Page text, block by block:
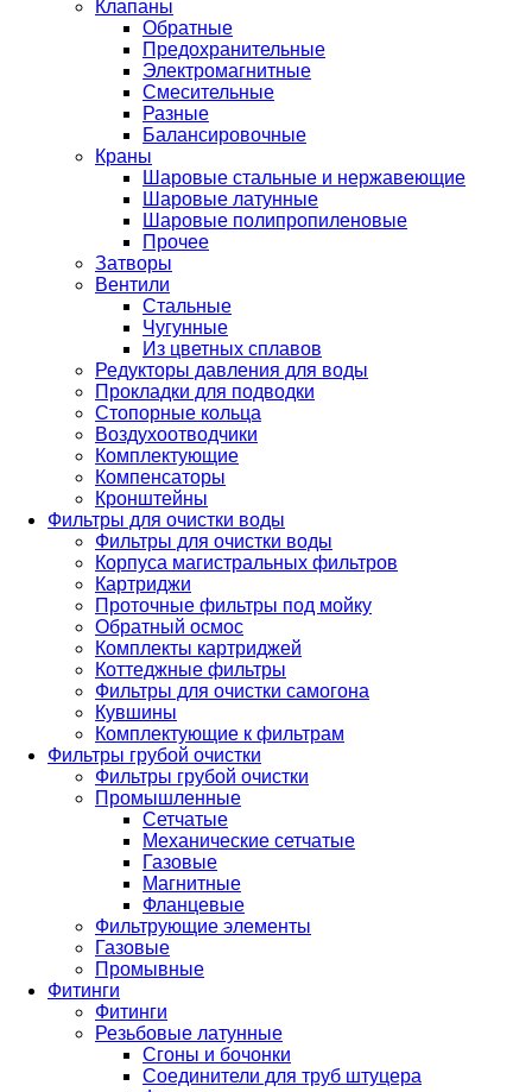
Клапаны
Обратные
Предохранительные
Электромагнитные
Смесительные
Разные
Балансировочные
Краны
Шаровые стальные и нержавеющие
Шаровые латунные
Шаровые полипропиленовые
Прочее
Затворы
Вентили
Стальные
Чугунные
Из цветных сплавов
Редукторы давления для воды
Прокладки для подводки
Стопорные кольца
Воздухоотводчики
Комплектующие
Компенсаторы
Кронштейны
Фильтры для очистки воды
Фильтры для очистки воды
Корпуса магистральных фильтров
Картриджи
Проточные фильтры под мойку
Обратный осмос
Комплекты картриджей
Коттеджные фильтры
Фильтры для очистки самогона
Кувшины
Комплектующие к фильтрам
Фильтры грубой очистки
Фильтры грубой очистки
Промышленные
Сетчатые
Механические сетчатые
Газовые
Магнитные
Фланцевые
Фильтрующие элементы
Газовые
Промывные
Фитинги
Фитинги
Резьбовые латунные
Сгоны и бочонки
Соединители для труб штуцера